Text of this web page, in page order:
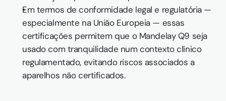
Em termos de conformidade legal e regulatória —
especialmente na União Europeia — essas
certificações permitem que o Mandelay Q9 seja
usado com tranquilidade num contexto clínico
regulamentado, evitando riscos associados a
aparelhos não certificados.